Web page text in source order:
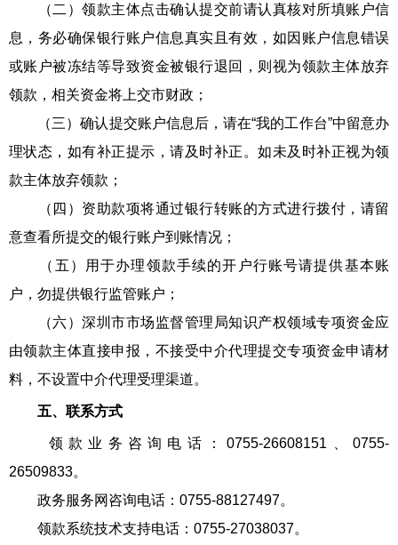
（二）领款主体点击确认提交前请认真核对所填账户信
息，务必确保银行账户信息真实且有效，如因账户信息错误
或账户被冻结等导致资金被银行退回，则视为领款主体放弃
领款，相关资金将上交市财政；
（三）确认提交账户信息后，请在“我的工作台”中留意办
理状态，如有补正提示，请及时补正。如未及时补正视为领
款主体放弃领款；
（四）资助款项将通过银行转账的方式进行拨付，请留
意查看所提交的银行账户到账情况；
（五）用于办理领款手续的开户行账号请提供基本账
户，勿提供银行监管账户；
（六）深圳市市场监督管理局知识产权领域专项资金应
由领款主体直接申报，不接受中介代理提交专项资金申请材
料，不设置中介代理受理渠道。
五、联系方式
领款业务咨询电话：0755-26608151、0755-
26509833。
政务服务网咨询电话：0755-88127497。
领款系统技术支持电话：0755-27038037。